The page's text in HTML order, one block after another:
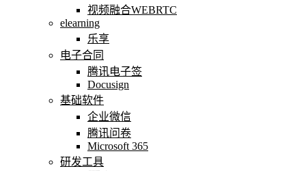
视频融合WEBRTC
elearning
乐享
电子合同
腾讯电子签
Docusign
基础软件
企业微信
腾讯问卷
Microsoft 365
研发工具